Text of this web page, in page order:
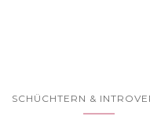
SCHÜCHTERN &